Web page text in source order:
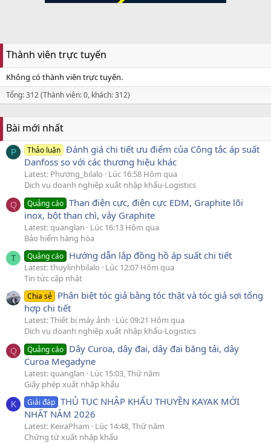
Thành viên trực tuyến
Không có thành viên trực tuyến.
Tổng: 312 (Thành viên: 0, khách: 312)
Bài mới nhất
P Thảo luận Đánh giá chi tiết ưu điểm của Công tắc áp suất
Danfoss so với các thương hiệu khác
Latest: Phương_bilalo
Lúc 16:58 Hôm qua
Dịch vụ doanh nghiệp xuất nhập khẩu-Logistics
Q Quảng cáo Than điện cực, điện cực EDM, Graphite lõi
inox, bột than chì, vảy Graphite
Latest: quanglan
Lúc 16:13 Hôm qua
Bảo hiểm hàng hóa
T Quảng cáo Hướng dẫn lắp đồng hồ áp suất chi tiết
Latest: thuylinhbilalo
Lúc 12:07 Hôm qua
Tin tức cập nhật
Chia sẻ Phân biệt tóc giả bằng tóc thật và tóc giả sợi tổng
hợp chi tiết
Latest: Thiết bị máy ảnh
Lúc 09:21 Hôm qua
Dịch vụ doanh nghiệp xuất nhập khẩu-Logistics
Q Quảng cáo Dây Curoa, dây đai, dây đai băng tải, dây
Curoa Megadyne
Latest: quanglan
Lúc 15:03, Thứ năm
Giấy phép xuất nhập khẩu
K Giải đáp THỦ TỤC NHẬP KHẨU THUYỀN KAYAK MỚI
NHẤT NĂM 2026
Latest: KeiraPham
Lúc 14:48, Thứ năm
Chứng từ xuất nhập khẩu